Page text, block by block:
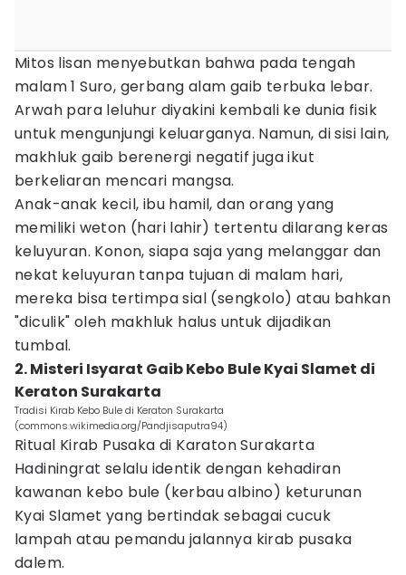
Mitos lisan menyebutkan bahwa pada tengah
malam 1 Suro, gerbang alam gaib terbuka lebar.
Arwah para leluhur diyakini kembali ke dunia fisik
untuk mengunjungi keluarganya. Namun, di sisi lain,
makhluk gaib berenergi negatif juga ikut
berkeliaran mencari mangsa.
Anak-anak kecil, ibu hamil, dan orang yang
memiliki weton (hari lahir) tertentu dilarang keras
keluyuran. Konon, siapa saja yang melanggar dan
nekat keluyuran tanpa tujuan di malam hari,
mereka bisa tertimpa sial (sengkolo) atau bahkan
"diculik" oleh makhluk halus untuk dijadikan
tumbal.
2. Misteri Isyarat Gaib Kebo Bule Kyai Slamet di
Keraton Surakarta
Tradisi Kirab Kebo Bule di Keraton Surakarta
(commons.wikimedia.org/Pandjisaputra94)
Ritual Kirab Pusaka di Karaton Surakarta
Hadiningrat selalu identik dengan kehadiran
kawanan kebo bule (kerbau albino) keturunan
Kyai Slamet yang bertindak sebagai cucuk
lampah atau pemandu jalannya kirab pusaka
dalem.